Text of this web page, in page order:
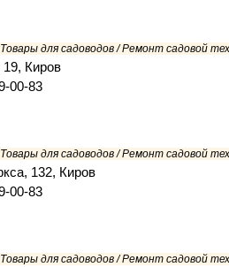
для садоводов / Ремонт садовой
Киров
00-83
для садоводов / Ремонт садовой
132, Киров
00-83
для садоводов / Ремонт садовой